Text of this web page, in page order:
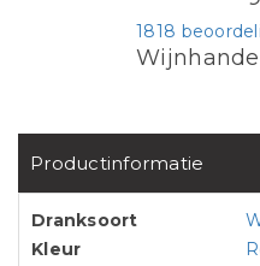
1818
Productinformatie
Dranksoort
Kleur